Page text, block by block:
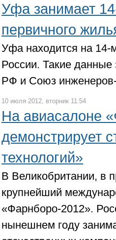
Уфа занимает
первичного
Уфа находится на 14-
России. Такие
РФ и Союз инженеров-
10 июля 2012, вторник 11:54
На авиасалоне
демонстрирует
технологий»
В Великобритании, в
крупнейший
«Фарнборо-2012».
нынешнем году